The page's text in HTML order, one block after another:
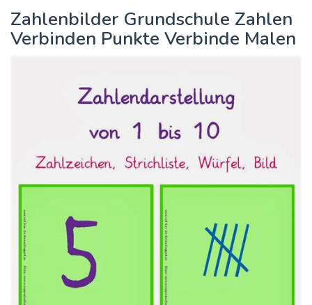
Zahlenbilder Grundschule Zahlen
Verbinden Punkte Verbinde Malen